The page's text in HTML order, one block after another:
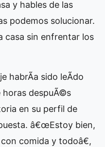
y hables de las
podemos solucionar.
casa sin enfrentar los
habrÃ­a sido leÃ­do
horas despuÃ©s
en su perfil de
â€œEstoy bien,
comida y todoâ€,